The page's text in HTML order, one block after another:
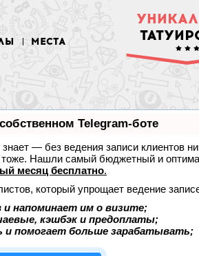
МЕСТА
Telegram-боте
знает — без ведения записи клиентов
тоже. Нашли самый бюджетный и
месяц бесплатно.
который упрощает ведение
напоминает им о визите;
кэшбэк и предоплаты;
и помогает больше зарабатывать;